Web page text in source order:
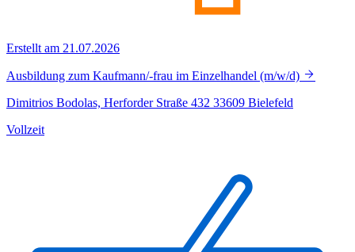
Erstellt am 21.07.2026
Ausbildung zum Kaufmann/-frau im Einzelhandel (m/w/d)
Dimitrios Bodolas, Herforder Straße 432 33609 Bielefeld
Vollzeit